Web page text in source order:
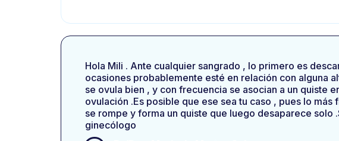
Hola Mili . Ante cualquier sangrado , lo primero es
ocasiones probablemente esté en relación con alguna
se ovula bien , y con frecuencia se asocian a un quiste
ovulación .Es posible que ese sea tu caso , pues lo
se rompe y forma un quiste que luego desaparece solo
ginecólogo